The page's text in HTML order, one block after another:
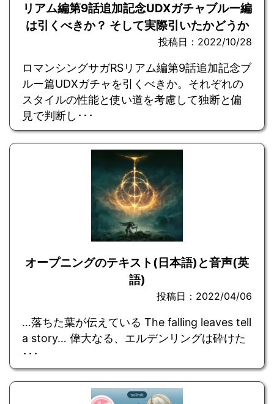
リアム編第9話追加記念UDXガチャブルー編
は引くべきか？ そして実際引いたかどうか
投稿日：2022/10/28
ロマンシングサガRSリアム編第9話追加記念ブ
ルー篇UDXガチャを引くべきか。それぞれの
スタイルの性能と使い道を考慮して独断と偏
見で判断し･･･
オープニングのテキスト(日本語)と音声(英
語)
投稿日：2022/04/06
…落ちた葉が伝えている The falling leaves tell
a story… 偉大なる、エルデンリングは砕けた
･･･